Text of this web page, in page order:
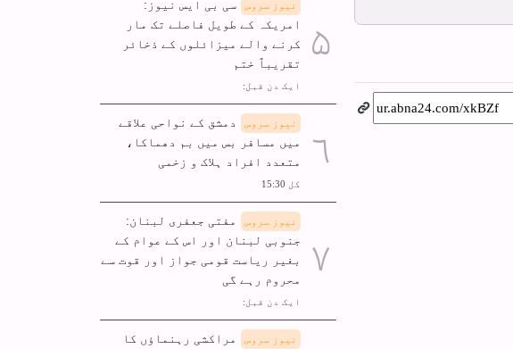
نیوز سروس
سی بی ایس نیوز:
امریکہ کے طویل فاصلے تک مار
کرنے والے میزائلوں کے ذخائر
تقریباً ختم
ایک دن قبل:
نیوز سروس
دمشق کے نواحی علاقے
میں مسافر بس میں بم دھماکا،
متعدد افراد ہلاک و زخمی
کل 15:30
نیوز سروس
مفتی جعفری لبنان:
جنوبی لبنان اور اس کے عوام کے
بغیر ریاست قومی جواز اور قوت سے
محروم رہے گی
ایک دن قبل:
نیوز سروس
مراکشی رہنماؤں کا